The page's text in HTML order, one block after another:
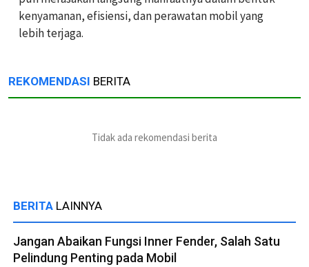
kenyamanan, efisiensi, dan perawatan mobil yang
lebih terjaga.
REKOMENDASI BERITA
Tidak ada rekomendasi berita
BERITA LAINNYA
Jangan Abaikan Fungsi Inner Fender, Salah Satu
Pelindung Penting pada Mobil